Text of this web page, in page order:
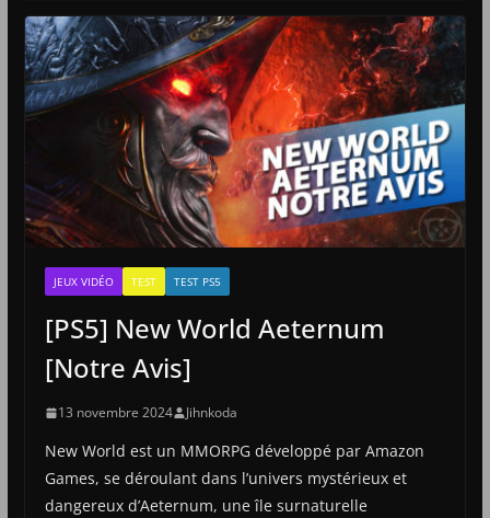
JEUX VIDÉO TEST TEST PS5
[PS5] New World Aeternum
[Notre Avis]
13 novembre 2024 Jihnkoda
New World est un MMORPG développé par Amazon
Games, se déroulant dans l’univers mystérieux et
dangereux d’Aeternum, une île surnaturelle